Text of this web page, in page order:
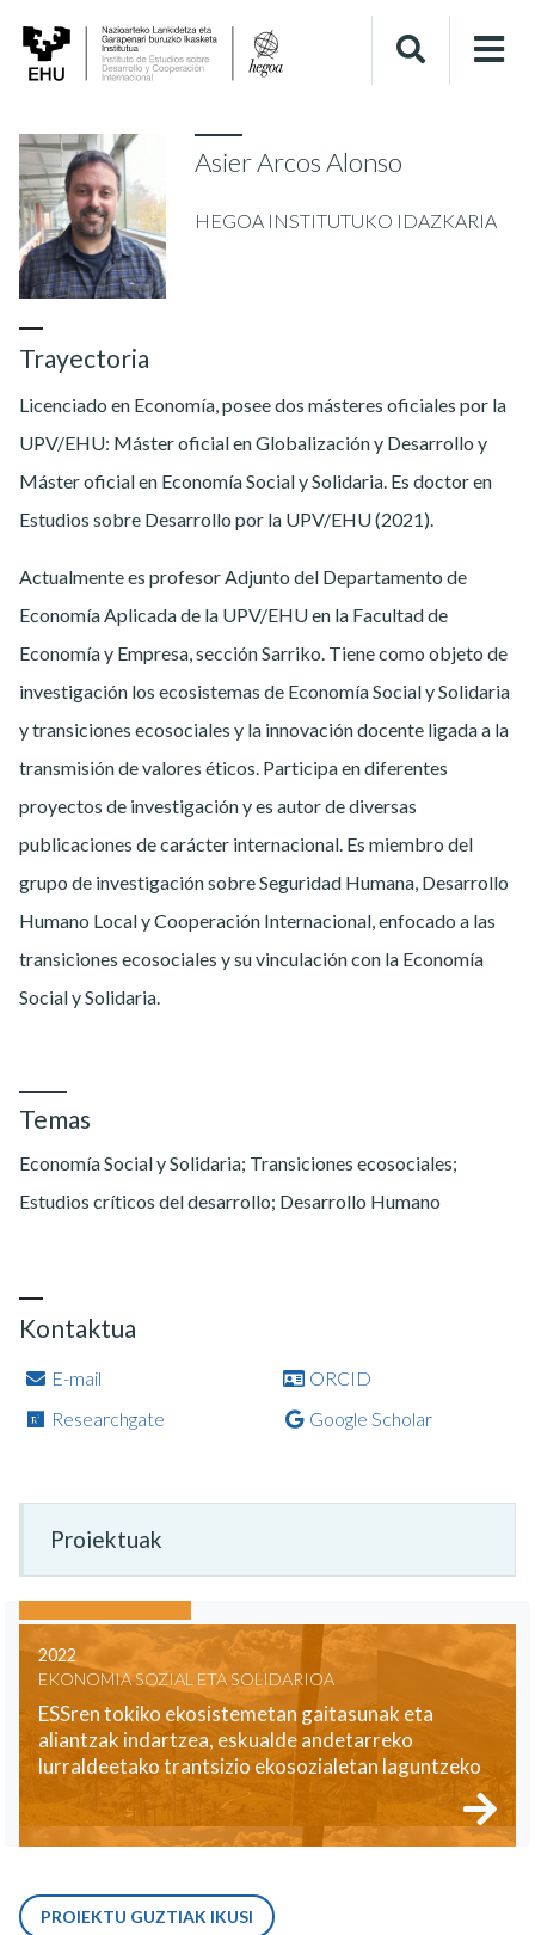
Asier Arcos Alonso
HEGOA INSTITUTUKO IDAZKARIA
Trayectoria
Licenciado en Economía, posee dos másteres oficiales por la
UPV/EHU: Máster oficial en Globalización y Desarrollo y
Máster oficial en Economía Social y Solidaria. Es doctor en
Estudios sobre Desarrollo por la UPV/EHU (2021).
Actualmente es profesor Adjunto del Departamento de
Economía Aplicada de la UPV/EHU en la Facultad de
Economía y Empresa, sección Sarriko. Tiene como objeto de
investigación los ecosistemas de Economía Social y Solidaria
y transiciones ecosociales y la innovación docente ligada a la
transmisión de valores éticos. Participa en diferentes
proyectos de investigación y es autor de diversas
publicaciones de carácter internacional. Es miembro del
grupo de investigación sobre Seguridad Humana, Desarrollo
Humano Local y Cooperación Internacional, enfocado a las
transiciones ecosociales y su vinculación con la Economía
Social y Solidaria.
Temas
Economía Social y Solidaria; Transiciones ecosociales;
Estudios críticos del desarrollo; Desarrollo Humano
Kontaktua
E-mail
ORCID
Researchgate
Google Scholar
Proiektuak
2022
EKONOMIA SOZIAL ETA SOLIDARIOA
ESSren tokiko ekosistemetan gaitasunak eta
aliantzak indartzea, eskualde andetarreko
lurraldeetako trantsizio ekosozialetan laguntzeko
PROIEKTU GUZTIAK IKUSI